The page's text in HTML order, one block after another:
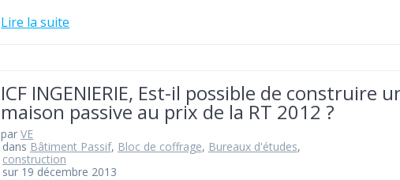
Lire la suite
ICF INGENIERIE, Est-il possible de construire
maison passive au prix de la RT 2012 ?
parVE
dans Bâtiment Passif, Bloc de coffrage, Bureaux d'études,
construction
sur 19 décembre 2013